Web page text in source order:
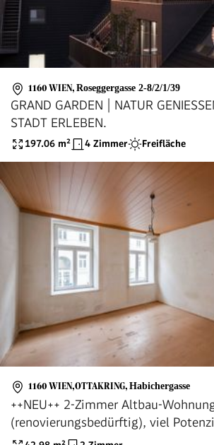
1160 WIEN, Roseggergasse 2-8/2/1/39
GRAND GARDEN | NATUR
STADT ERLEBEN.
197.06 m² 4 Zimmer Freifläche
1160 WIEN,OTTAKRING, Habichergasse
++NEU++ 2-Zimmer Altbau-
(renovierungsbedürftig), viel